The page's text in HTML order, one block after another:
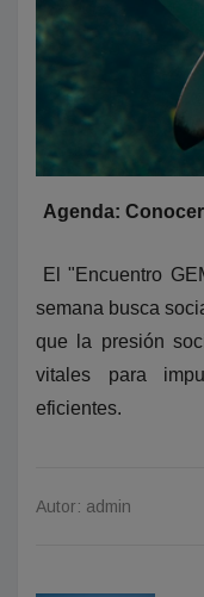
Agenda:
El "Encuentro
semana busca
que la presión
vitales para
eficientes.
Autor: admin